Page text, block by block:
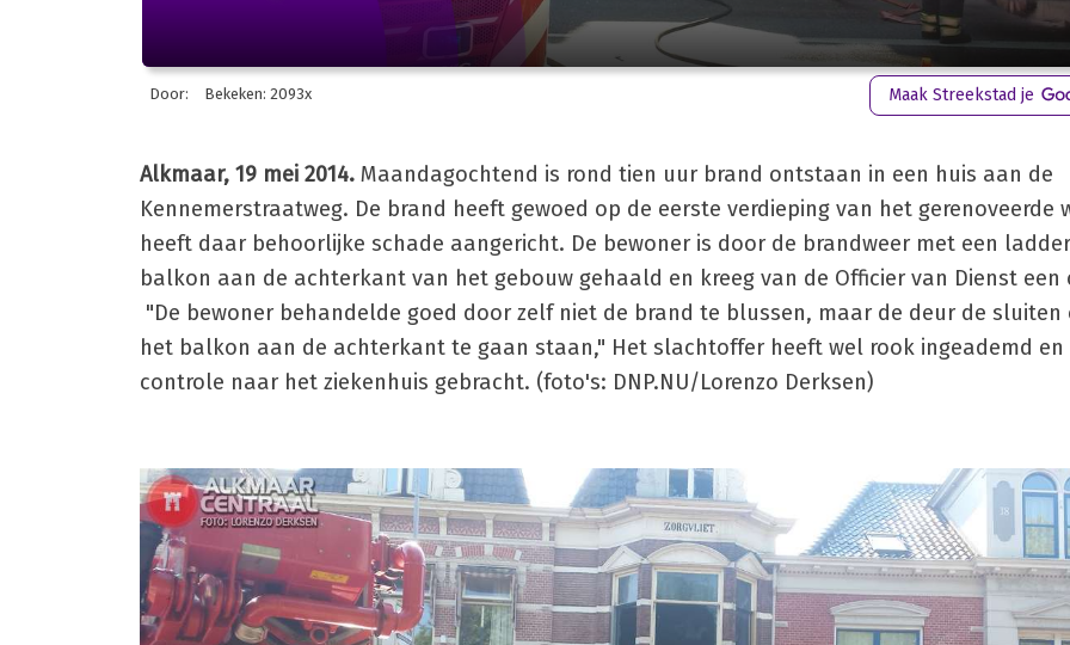
Door: Bekeken: 2093x Maak Streekstad je
Alkmaar, 19 mei 2014. Maandagochtend is rond tien uur brand ontstaan in een huis aan de
Kennemerstraatweg. De brand heeft gewoed op de eerste verdieping van het gerenoveerde
heeft daar behoorlijke schade aangericht. De bewoner is door de brandweer met een
balkon aan de achterkant van het gebouw gehaald en kreeg van de Officier van Dienst
"De bewoner behandelde goed door zelf niet de brand te blussen, maar de deur de sluiten
het balkon aan de achterkant te gaan staan," Het slachtoffer heeft wel rook ingeademd en
controle naar het ziekenhuis gebracht. (foto's: DNP.NU/Lorenzo Derksen)